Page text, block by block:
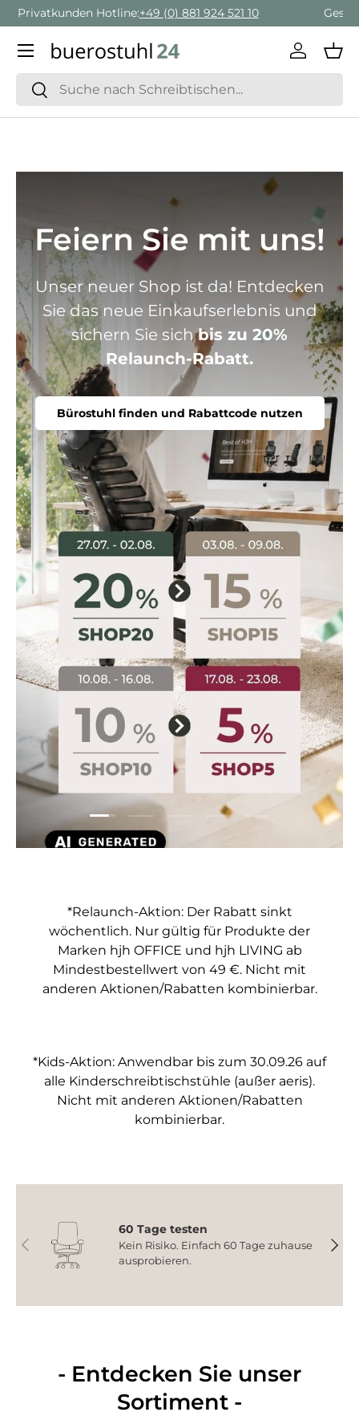
Direkt zum Inhalt
Geschäftskunden Beratung:+ 49 (0) 881 924 521 22
Suchen
Suchen
Menü
Feiern Sie mit uns!
Unser neuer Shop ist da! Entdecken
Sie das neue Einkaufserlebnis und
sichern Sie sichbis zu 20%
Relaunch-Rabatt.
Bürostuhl finden und Rabattcode nutzen
Folie laden 1 von 5
Folie laden 2 von 5
Folie laden 3 von 5
Folie laden 4 von 5
Folie laden 5
*Relaunch-Aktion: Der Rabatt sinkt
wöchentlich. Nur gültig für Produkte der
Marken hjh OFFICE und hjh LIVING ab
Mindestbestellwert von 49 €. Nicht mit
anderen Aktionen/Rabatten kombinierbar.
*Kids-Aktion: Anwendbar bis zum 30.09.26 auf
alle Kinderschreibtischstühle (außer aeris).
Nicht mit anderen Aktionen/Rabatten
kombinierbar.
Vorherige
60 Tage testen
Kein Risiko. Einfach 60 Tage zuhause
ausprobieren.
- Entdecken Sie unser
Sortiment -